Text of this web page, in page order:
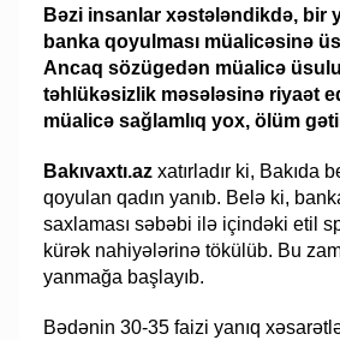
Bəzi insanlar xəstələndikdə, bir
banka qoyulması müalicəsinə
Ancaq sözügedən müalicə
təhlükəsizlik məsələsinə riyaət
müalicə sağlamlıq yox, ölüm
Bakıvaxtı.az xatırladır ki, Bakıda
qoyulan qadın yanıb. Belə ki,
saxlaması səbəbi ilə içindəki etil
kürək nahiyələrinə tökülüb. Bu
yanmağa başlayıb.
Bədənin 30-35 faizi yanıq